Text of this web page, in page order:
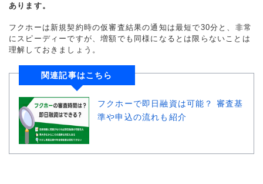
あります。
フクホーは新規契約時の仮審査結果の通知は最短で30分と、非常
にスピーディーですが、増額でも同様になるとは限らないことは
理解しておきましょう。
関連記事はこちら
フクホーで即日融資は可能？ 審査基
準や申込の流れも紹介